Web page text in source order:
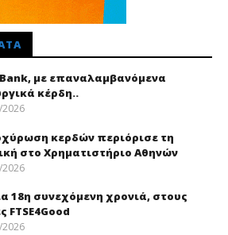
με επαναλαμβανόμενα
κέρδη..
κερδών περιόρισε τη
στο Χρηματιστήριο Αθηνών
18η συνεχόμενη χρονιά, στους
FTSE4Good